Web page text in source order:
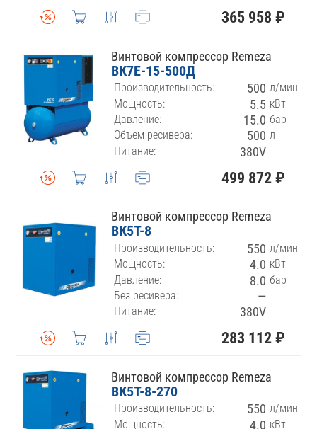
365 958 ₽
Винтовой компрессор Remeza
ВК7E-15-500Д
Производительность: 500 л/мин
Мощность:
5.5 кВт
Давление:
15.0 бар
Объем ресивера:
500 л
Питание:
380V
499 872 ₽
Винтовой компрессор Remeza
ВК5Т-8
Производительность: 550 л/мин
Мощность:
4.0 кВт
Давление:
8.0 бар
Без ресивера:
—
Питание: 380V
283 112 ₽
Винтовой компрессор Remeza
ВК5Т-8-270
Производительность: 550 л/мин
Мощность:
4.0 кВт